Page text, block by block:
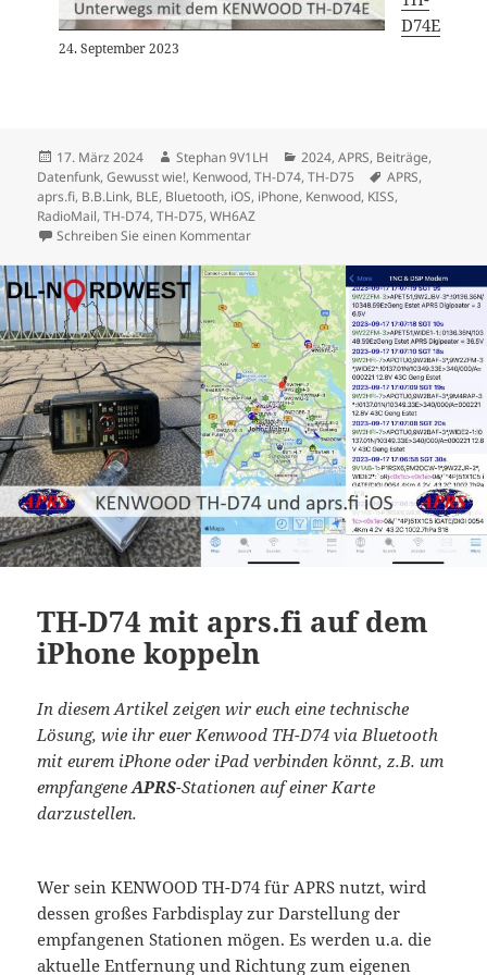
D74E
24. September 2023
Veröffentlicht
am
17. März 2024 Autor
Stephan 9V1LH Kategorien
2024,APRS, Beiträge,
Datenfunk,Gewusst wie!, Kenwood,TH-D74,TH-D75 Schlagwörter
APRS,
aprs.fi, B.B.Link, BLE, Bluetooth, iOS, iPhone, Kenwood, KISS,
RadioMail,TH-D74,TH-D75,WH6AZ
Schreiben Sie einen Kommentarzu B.B.Link: Kenwood TH-D74/75 mit
TH-D74 mit aprs.fi auf dem
iPhone koppeln
In diesem Artikel zeigen wir euch eine technische
Lösung, wie ihr euer Kenwood TH-D74 via Bluetooth
mit eurem iPhone oder iPad verbinden könnt, z.B. um
empfangeneAPRS-Stationen auf einer Karte
darzustellen.
Wer sein KENWOOD TH-D74 für APRS nutzt, wird
dessen großes Farbdisplay zur Darstellung der
empfangenen Stationen mögen. Es werden u.a. die
aktuelle Entfernung und Richtung zum eigenen